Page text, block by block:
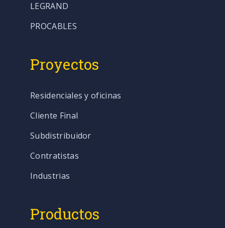
LEGRAND
PROCABLES
Proyectos
Residenciales y oficinas
Cliente Final
Subdistribuidor
Contratistas
Industrias
Productos